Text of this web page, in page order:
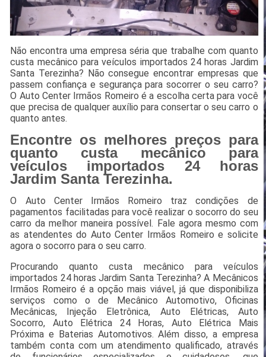
Não encontra uma empresa séria que trabalhe com quanto
custa mecânico para veículos importados 24 horas Jardim
Santa Terezinha? Não consegue encontrar empresas que
passem confiança e segurança para socorrer o seu carro?
O Auto Center Irmãos Romeiro é a escolha certa para você
que precisa de qualquer auxílio para consertar o seu carro o
quanto antes.
Encontre os melhores preços para
quanto custa mecânico para
veículos importados 24 horas
Jardim Santa Terezinha.
O Auto Center Irmãos Romeiro traz condições de
pagamentos facilitadas para você realizar o socorro do seu
carro da melhor maneira possível. Fale agora mesmo com
as atendentes do Auto Center Irmãos Romeiro e solicite
agora o socorro para o seu carro.
Procurando quanto custa mecânico para veículos
importados 24 horas Jardim Santa Terezinha? A Mecânicos
Irmãos Romeiro é a opção mais viável, já que disponibiliza
serviços como o de Mecânico Automotivo, Oficinas
Mecânicas, Injeção Eletrônica, Auto Elétricas, Auto
Socorro, Auto Elétrica 24 Horas, Auto Elétrica Mais
Próxima e Baterias Automotivos. Além disso, a empresa
também conta com um atendimento qualificado, através